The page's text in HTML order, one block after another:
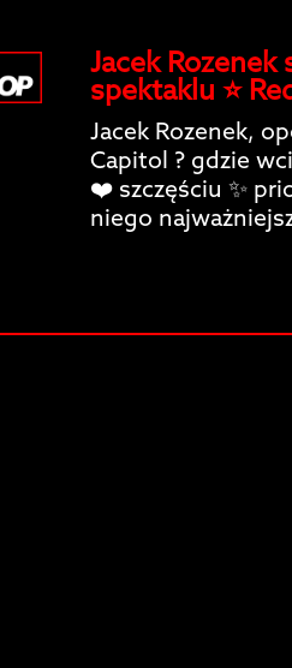
Jacek
spektaklu ⭐️
Jacek Rozenek,
Capitol ? gdzie
❤️ szczęściu ✨
niego